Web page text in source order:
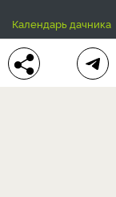
календарь дачника
цветы и растения
хозяйственные дела